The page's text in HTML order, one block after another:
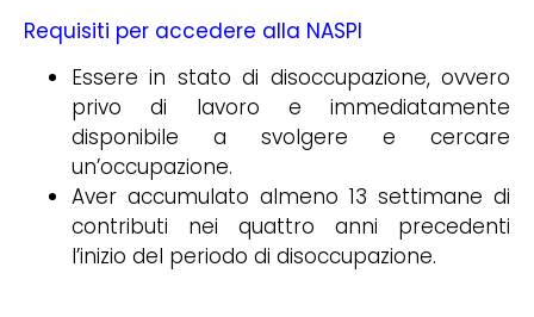
Requisiti per accedere alla NASPI
Essere in stato di disoccupazione, ovvero
privo di lavoro e immediatamente
disponibile a svolgere e cercare
un’occupazione.
Aver accumulato almeno 13 settimane di
contributi nei quattro anni precedenti
l’inizio del periodo di disoccupazione.